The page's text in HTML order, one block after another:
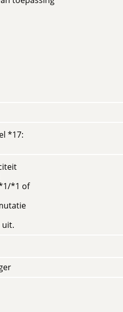
*17:
*1 of
uit.